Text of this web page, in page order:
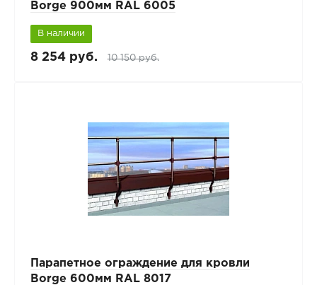
Borge 900мм RAL 6005
В наличии
8 254 руб. 10 150 руб.
Парапетное ограждение для кровли
Borge 600мм RAL 8017